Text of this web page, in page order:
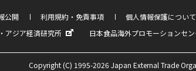
公開 利用規約・免責事項 個人情報保護について
アジア経済研究所
日本食品海外プロモーションセン
Copyright (C) 1995-2026 Japan External Trade